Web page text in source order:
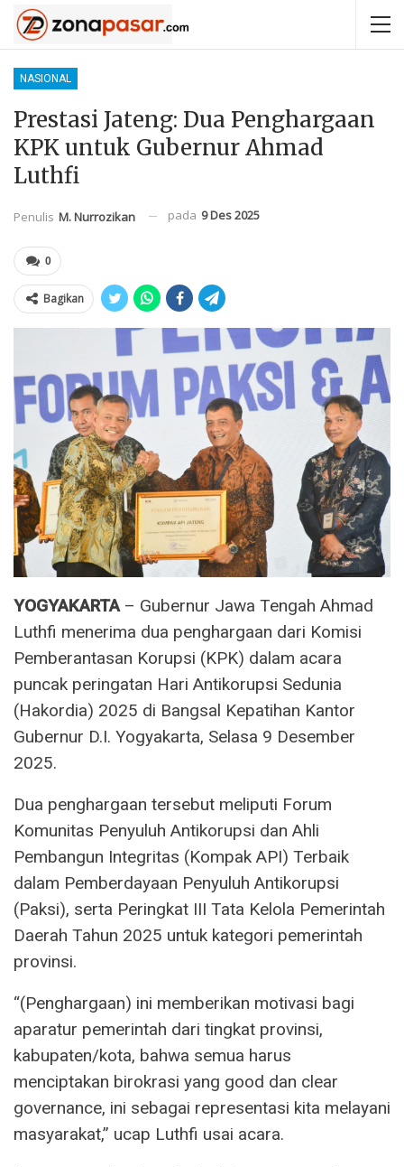
NASIONAL
Prestasi Jateng: Dua Penghargaan
KPK untuk Gubernur Ahmad
Luthfi
Penulis M. Nurrozikan pada 9 Des 2025
0
Bagikan
YOGYAKARTA– Gubernur Jawa Tengah Ahmad
Luthfi menerima dua penghargaan dari Komisi
Pemberantasan Korupsi (KPK) dalam acara
puncak peringatan Hari Antikorupsi Sedunia
(Hakordia) 2025 di Bangsal Kepatihan Kantor
Gubernur D.I. Yogyakarta, Selasa 9 Desember
2025.
Dua penghargaan tersebut meliputi Forum
Komunitas Penyuluh Antikorupsi dan Ahli
Pembangun Integritas (Kompak API) Terbaik
dalam Pemberdayaan Penyuluh Antikorupsi
(Paksi), serta Peringkat III Tata Kelola Pemerintah
Daerah Tahun 2025 untuk kategori pemerintah
provinsi.
“(Penghargaan) ini memberikan motivasi bagi
aparatur pemerintah dari tingkat provinsi,
kabupaten/kota, bahwa semua harus
menciptakan birokrasi yang good dan clear
governance, ini sebagai representasi kita melayani
masyarakat,” ucap Luthfi usai acara.